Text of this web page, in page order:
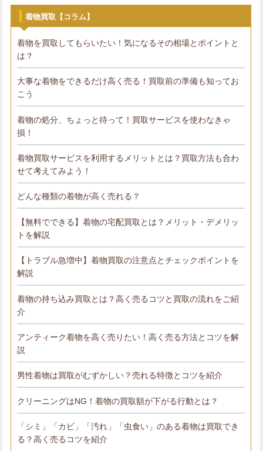
着物買取【コラム】
着物を買取してもらいたい！気になるその相場とポイントと
は？
大事な着物をできるだけ高く売る！買取前の準備も知ってお
こう
着物の処分、ちょっと待って！買取サービスを使わなきゃ
損！
着物買取サービスを利用するメリットとは？買取方法も合わ
せて考えてみよう！
どんな種類の着物が高く売れる？
【無料でできる】着物の宅配買取とは？メリット・デメリッ
トを解説
【トラブル急増中】着物買取の注意点とチェックポイントを
解説
着物の持ち込み買取とは？高く売るコツと買取の流れをご紹
介
アンティーク着物を高く売りたい！高く売る方法とコツを解
説
男性着物は買取がむずかしい？売れる特徴とコツを紹介
クリーニングはNG！着物の買取額が下がる行動とは？
「シミ」「カビ」「汚れ」「虫食い」のある着物は買取でき
る？高く売るコツを紹介